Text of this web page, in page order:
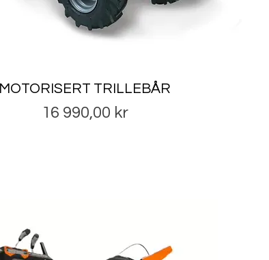
MOTORISERT TRILLEBÅR
Pris
16 990,00 kr